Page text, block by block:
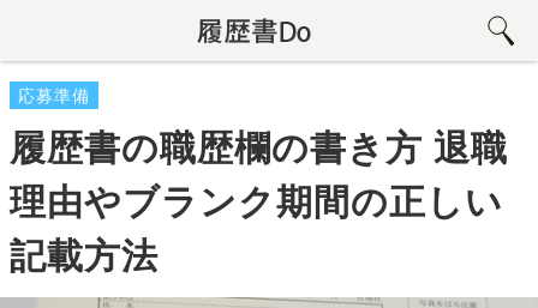
応募準備
履歴書の職歴欄の書き方 退職
理由やブランク期間の正しい
記載方法